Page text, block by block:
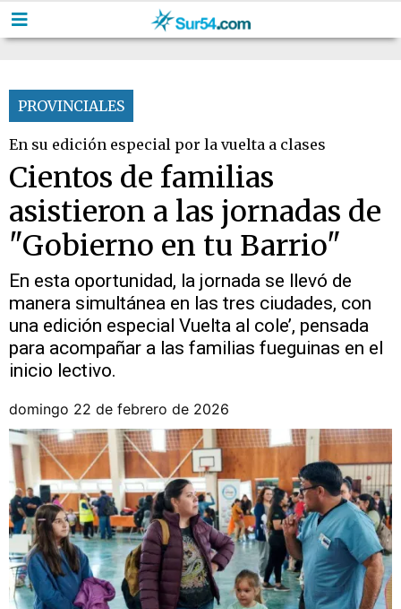
PROVINCIALES
En su edición especial por la vuelta a clases
Cientos de familias
asistieron a las jornadas de
"Gobierno en tu Barrio"
En esta oportunidad, la jornada se llevó de
manera simultánea en las tres ciudades, con
una edición especial Vuelta al cole’, pensada
para acompañar a las familias fueguinas en el
inicio lectivo.
domingo 22 de febrero de 2026